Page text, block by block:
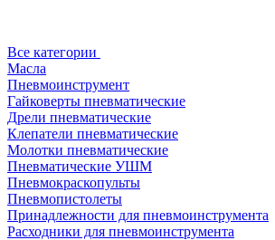
Все категории
Масла
Пневмоинструмент
Гайковерты пневматические
Дрели пневматические
Клепатели пневматические
Молотки пневматические
Пневматические УШМ
Пневмокраскопульты
Пневмопистолеты
Принадлежности для пневмоинструмента
Расходники для пневмоинструмента